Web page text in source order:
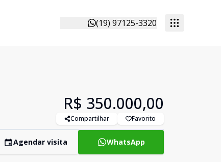
(19) 97125-3320
R$ 350.000,00
Compartilhar Favorito
Agendar visita WhatsApp